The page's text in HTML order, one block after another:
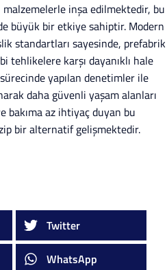
inşa edilmektedir, bu
büyük bir etkiye sahiptir. Modern
standartları sayesinde, prefabrik
tehlikelere karşı dayanıklı hale
yapılan denetimler ile
daha güvenli yaşam alanları
bakıma az ihtiyaç duyan bu
bir alternatif gelişmektedir.
Twitter
WhatsApp